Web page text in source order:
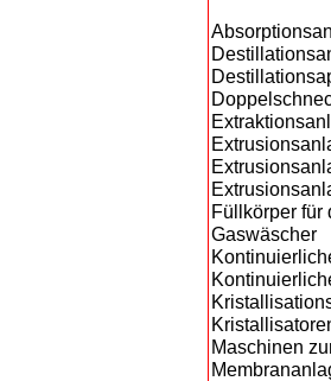
Füllkörper für
Gaswäscher
Maschinen